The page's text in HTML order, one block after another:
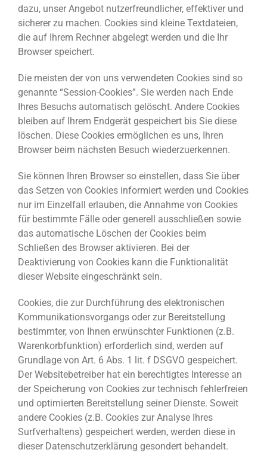
dazu, unser Angebot nutzerfreundlicher, effektiver und
sicherer zu machen. Cookies sind kleine Textdateien,
die auf Ihrem Rechner abgelegt werden und die Ihr
Browser speichert.
Die meisten der von uns verwendeten Cookies sind so
genannte “Session-Cookies”. Sie werden nach Ende
Ihres Besuchs automatisch gelöscht. Andere Cookies
bleiben auf Ihrem Endgerät gespeichert bis Sie diese
löschen. Diese Cookies ermöglichen es uns, Ihren
Browser beim nächsten Besuch wiederzuerkennen.
Sie können Ihren Browser so einstellen, dass Sie über
das Setzen von Cookies informiert werden und Cookies
nur im Einzelfall erlauben, die Annahme von Cookies
für bestimmte Fälle oder generell ausschließen sowie
das automatische Löschen der Cookies beim
Schließen des Browser aktivieren. Bei der
Deaktivierung von Cookies kann die Funktionalität
dieser Website eingeschränkt sein.
Cookies, die zur Durchführung des elektronischen
Kommunikationsvorgangs oder zur Bereitstellung
bestimmter, von Ihnen erwünschter Funktionen (z.B.
Warenkorbfunktion) erforderlich sind, werden auf
Grundlage von Art. 6 Abs. 1 lit. f DSGVO gespeichert.
Der Websitebetreiber hat ein berechtigtes Interesse an
der Speicherung von Cookies zur technisch fehlerfreien
und optimierten Bereitstellung seiner Dienste. Soweit
andere Cookies (z.B. Cookies zur Analyse Ihres
Surfverhaltens) gespeichert werden, werden diese in
dieser Datenschutzerklärung gesondert behandelt.